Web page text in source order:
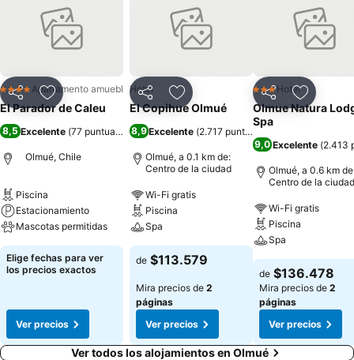
CompartirAgregar a favoritos
4 EstrellasApartamento amueblado
El Parador de Caleu
8,5 Excelente (77 puntuaciones)
Olmué, Chile
Piscina
Estacionamiento
Mascotas permitidas
Elige fechas para ver
los precios exactos
Ver precios
CompartirAgregar a favoritos
Hotel
El Copihue Olmué
8,9Excelente (2.717 puntuaciones
Olmué, a 0.1 km de:
Centro de la ciudad
Wi-Fi gratis
Piscina
Spa
de $113.579
Mira precios de 2
páginas
Ver precios
CompartirAgregar
3 Estrellas
Hotel
Olmue Natura
Spa
9,0 Excelente (2.413
Olmué, a 0.6 km
Centro de la ciudad
Wi-Fi gratis
Piscina
Spa
de $136.478
Mira precios de 2
páginas
Ver precios
Ver todos los alojamientos en Olmué